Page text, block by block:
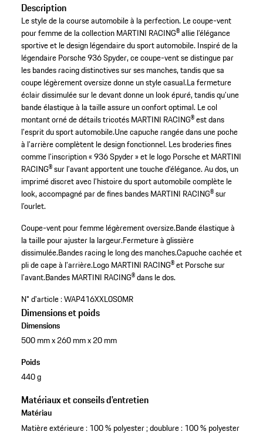
Description
Le style de la course automobile à la perfection. Le coupe-vent
pour femme de la collection MARTINI RACING® allie l’élégance
sportive et le design légendaire du sport automobile. Inspiré de la
légendaire Porsche 936 Spyder, ce coupe-vent se distingue par
les bandes racing distinctives sur ses manches, tandis que sa
coupe légèrement oversize donne un style casual.La fermeture
éclair dissimulée sur le devant donne un look épuré, tandis qu’une
bande élastique à la taille assure un confort optimal. Le col
montant orné de détails tricotés MARTINI RACING® est dans
l'esprit du sport automobile.Une capuche rangée dans une poche
à l’arrière complètent le design fonctionnel. Les broderies fines
comme l'inscription « 936 Spyder » et le logo Porsche et MARTINI
RACING® sur l’avant apportent une touche d’élégance. Au dos, un
imprimé discret avec l’histoire du sport automobile complète le
look, accompagné par de fines bandes MARTINI RACING® sur
l’ourlet.
Coupe-vent pour femme légèrement oversize.Bande élastique à
la taille pour ajuster la largeur.Fermeture à glissière
dissimulée.Bandes racing le long des manches.Capuche cachée et
pli de cape à l’arrière.Logo MARTINI RACING® et Porsche sur
l’avant.Bandes MARTINI RACING® dans le dos.
N° d'article :WAP416XXL0S0MR
Dimensions et poids
Dimensions
500 mm x 260 mm x 20 mm
Poids
440 g
Matériaux et conseils d'entretien
Matériau
Matière extérieure : 100 % polyester ; doublure : 100 % polyester